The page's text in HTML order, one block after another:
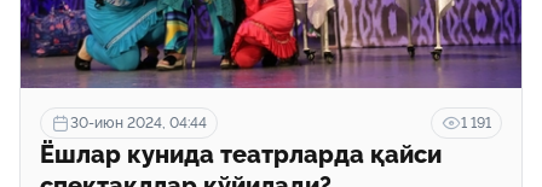
30-июн 2024, 04:44 1 191
Ёшлар кунида театрларда қайси